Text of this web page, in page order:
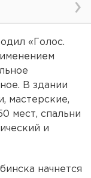
«Голос.
В здании
мастерские,
мест, спальни
и
начнется